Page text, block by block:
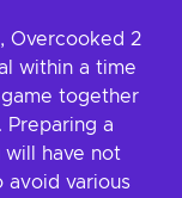
Overcooked 2
within a time
together
a
will have not
avoid various